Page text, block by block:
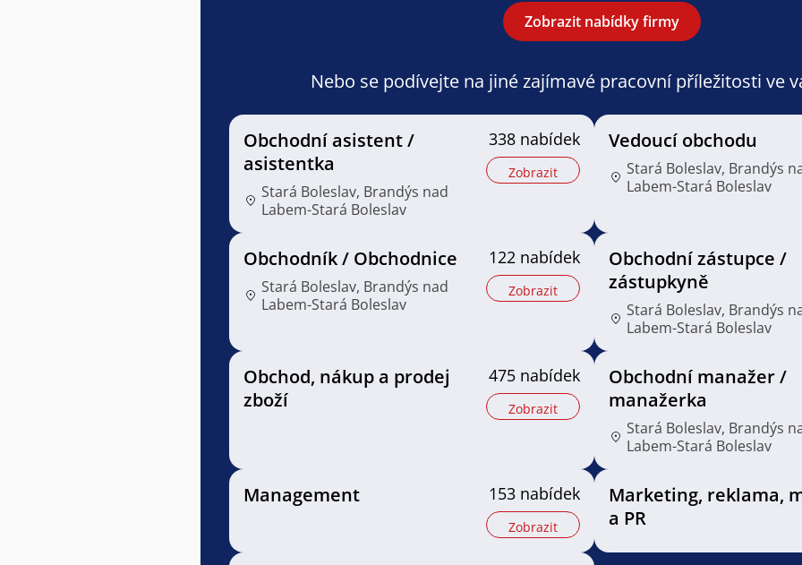
Zobrazit nabídky firmy
Nebo se podívejte na jiné zajímavé pracovní příležitosti ve
Obchodní asistent /
asistentka
Stará Boleslav, Brandýs nad
Labem-Stará Boleslav
338 nabídek
Zobrazit
Vedoucí obchodu
Stará Boleslav, Brandýs
Labem-Stará Boleslav
Obchodník / Obchodnice
Stará Boleslav, Brandýs nad
Labem-Stará Boleslav
122 nabídek
Zobrazit
Obchodní zástupce /
zástupkyně
Stará Boleslav, Brandýs
Labem-Stará Boleslav
Obchod, nákup a prodej
zboží
475 nabídek
Zobrazit
Obchodní manažer /
manažerka
Stará Boleslav, Brandýs
Labem-Stará Boleslav
Management 153 nabídek
Zobrazit
Marketing, reklama,
a PR